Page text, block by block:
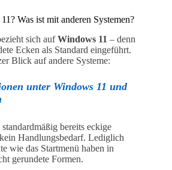
Was ist mit anderen Systemen?
sich aufWindows 11 – denn
Ecken als Standard eingeführt.
Blick auf andere Systeme:
unter Windows 11 und
bereits eckige
Handlungsbedarf. Lediglich
wie das Startmenü haben in
gerundete Formen.